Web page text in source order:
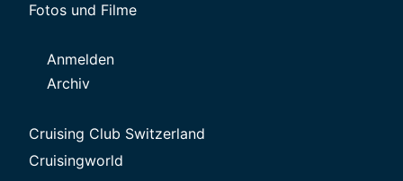
Fotos und Filme
Anmelden
Archiv
Cruising Club Switzerland
Cruisingworld